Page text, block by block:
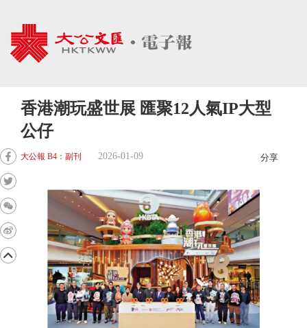
香港潮玩盛世展 匯聚12人氣IP大型
公仔
大公報 B4：副刊 2026-01-09 分享